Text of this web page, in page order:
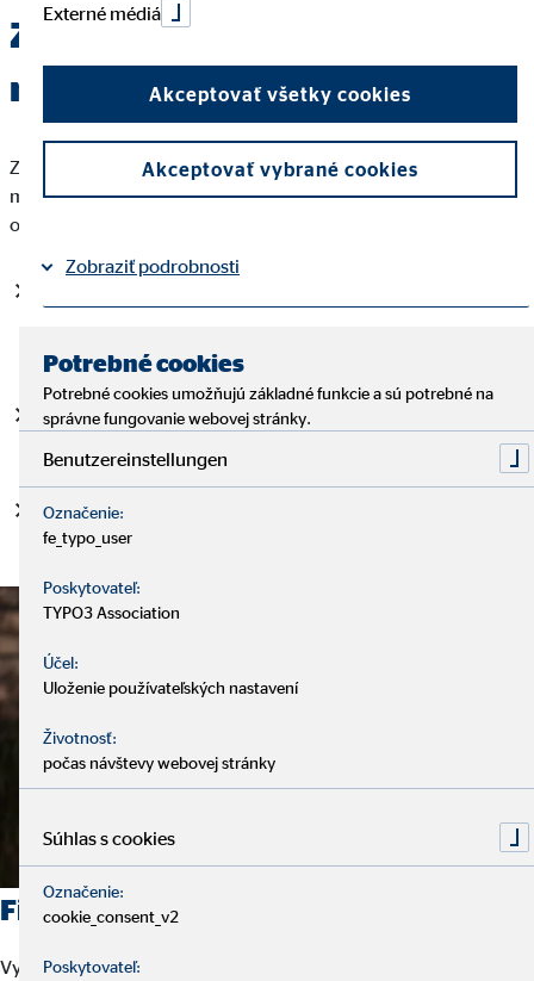
Zabezpečenie rodiny a
majetku
Zabezpečenie svojej rodiny a materiálnej straty je hlavnou
misiou poistenia. Naše komplexné služby vám pomôžu
ochrániť vás a vašich blízkych pred finančnými ťažkosťami:
Poistite si dlh pri úvere – prostredníctvom úverovej
Poistite si svoj majetok – dom, domácnosť, auto...
Finančný plán a optimálne riešenie
Vypracujeme podrobný finančný plán, zanalyzujeme vaše
Externé médiá
Akceptovať všetky cookies
Akceptovať vybrané cookies
Zobraziť podrobnosti
Potrebné cookies
Potrebné cookies umožňujú základné funkcie a sú potrebné na
správne fungovanie webovej stránky.
Benutzereinstellungen
Označenie:
fe_typo_user
Poskytovateľ:
TYPO3 Association
Účel:
Uloženie používateľských nastavení
Životnosť:
počas návštevy webovej stránky
Súhlas s cookies
Označenie:
cookie_consent_v2
Poskytovateľ: